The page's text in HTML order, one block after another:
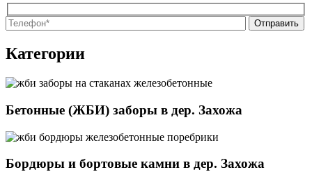
Категории
Бетонные (ЖБИ) заборы в дер. Захожа
Бордюры и бортовые камни в дер. Захожа